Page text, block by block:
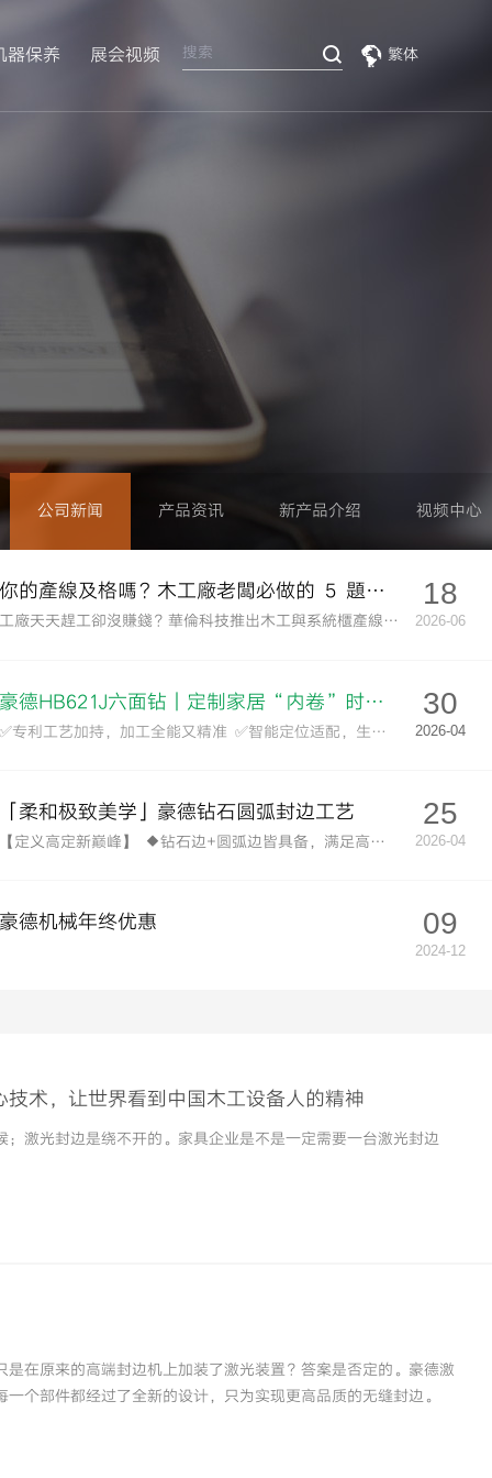
器保养 展会视频 繁体
公司新闻 产品资讯 新产品介绍 视频中心
你的產線及格嗎？木工廠老闆必做的 5 題「產線健康檢查」自我檢測清單
工廠天天趕工卻沒賺錢？華倫科技推出木工與系統櫃產線 5 題自我檢檢清單，從換線工時、缺工風險、設備保養到加工精度與數據管理，深度剖析工廠是否亮起紅燈警訊。教您如何避開盲目投資盲點，透過精準產線健檢找到黃金轉型效益！立即預約專業諮詢。
18
2026-06
豪德HB621J六面钻｜定制家居“内卷”时代，如何帮你守住利润底线？
✅️专利工艺加持，加工全能又精准 ✅️智能定位适配，生产全程更省心
30
2026-04
「柔和极致美学」豪德钻石圆弧封边工艺
【定义高定新巅峰】 ◆钻石边+圆弧边皆具备，满足高定要求，一键秒速切换，一台即巅峰。 ◆磁悬浮齐头+磁悬浮跟踪，速度与精度双跃升。 ◆全伺服控制，无需停机调整。 ◆重型钢轨钢梁，搭配一体式导轨座，运行稳固。
25
2026-04
豪德机械年终优惠 09
2024-12
术，让世界看到中国木工设备人的精神
激光封边是绕不开的。家具企业是不是一定需要一台激光封边
在原来的高端封边机上加装了激光装置？答案是否定的。豪德激
个部件都经过了全新的设计，只为实现更高品质的无缝封边。